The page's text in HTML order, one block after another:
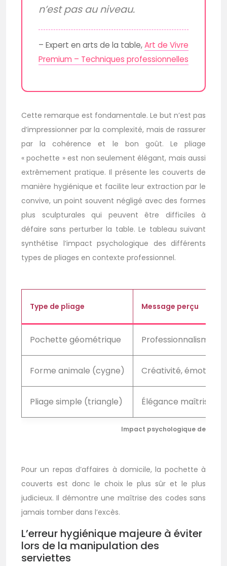
n’est pas au niveau.
– Expert en arts de la table,Art de Vivre
Premium – Techniques professionnelles
Cette remarque est fondamentale. Le but n’est pas
d’impressionner par la complexité, mais de rassurer
par la cohérence et le bon goût. Le pliage
« pochette » est non seulement élégant, mais aussi
extrêmement pratique. Il présente les couverts de
manière hygiénique et facilite leur extraction par le
convive, un point souvent négligé avec des formes
plus sculpturales qui peuvent être difficiles à
défaire sans perturber la table. Le tableau suivant
synthétise l’impact psychologique des différents
types de pliages en contexte professionnel.
Impact psychologique des
Type de pliage Message perçu
Pochette géométrique Professionnalisme,
Forme animale (cygne) Créativité, émotion
Pliage simple (triangle) Élégance maîtrisée
Pour un repas d’affaires à domicile, la pochette à
couverts est donc le choix le plus sûr et le plus
judicieux. Il démontre une maîtrise des codes sans
jamais tomber dans l’excès.
L’erreur hygiénique majeure à éviter
lors de la manipulation des
serviettes